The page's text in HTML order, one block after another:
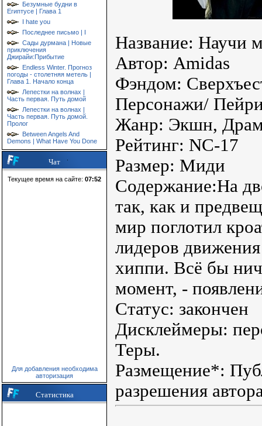
Безумные будни в
Египтусе | Глава 1
I hate you
Последнее письмо | I
Сады дурмана | Новые
приключения
Джирайи:Прибытие
Endless Winter. Прогноз
погоды - столетняя метель |
Глава 1. Начало конца
Лепестки на волнах |
Часть первая. Путь домой
Лепестки на волнах |
Часть первая. Путь домой.
Пролог
Between Angels And
Demons | What Have You Done
Чат
Текущее время на сайте: 07:52
Для добавления необходима
авторизация
Статистика
Название: Научи
Автор: Amidas
Фэндом:
Персонажи/
Жанр: Экшн,
Рейтинг: NC-17
Размер: Миди
Содержание:На
так, как и
мир поглотил
лидеров
хиппи. Всё бы
момент, -
Статус: закончен
Дисклеймеры:
Теры.
Размещение*:
разрешения